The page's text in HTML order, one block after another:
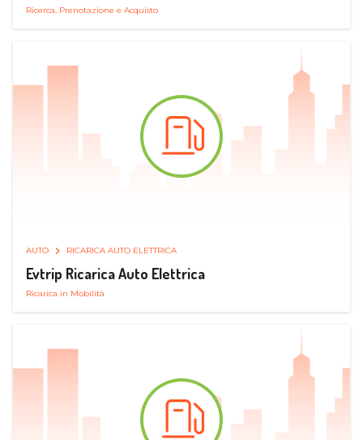
Ricerca, Prenotazione e Acquisto
AUTO RICARICA AUTO ELETTRICA
Evtrip Ricarica Auto Elettrica
Ricarica in Mobilità